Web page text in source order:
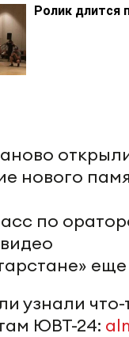
Ролик длится
нового
по
узнали
ЮВТ-24: